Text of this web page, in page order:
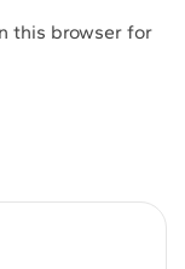
this browser for